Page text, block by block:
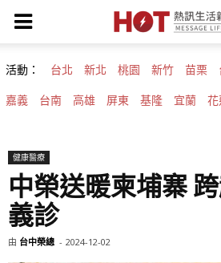
活動： 台北 新北 桃園 新竹 苗栗
嘉義 台南 高雄 屏東 基隆 宜蘭 花
健康醫療
中榮送暖柬埔寨
義診
由 台中榮總 - 2024-12-02